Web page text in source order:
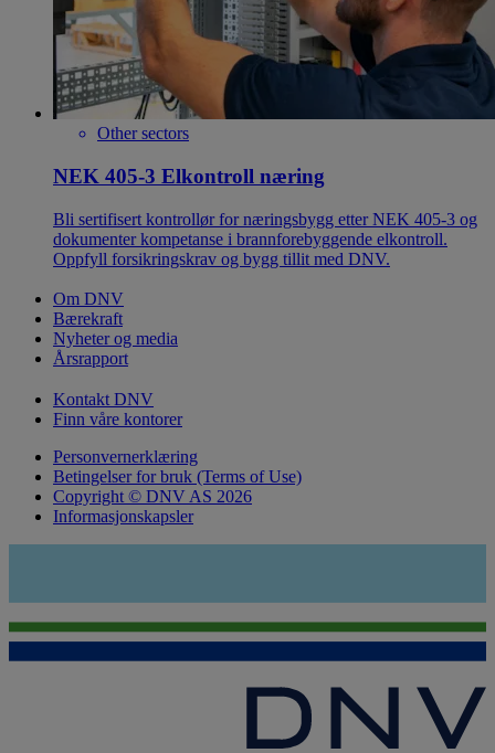
Other sectors
NEK 405-3 Elkontroll næring
Bli sertifisert kontrollør for næringsbygg etter NEK 405-3 og
dokumenter kompetanse i brannforebyggende elkontroll.
Oppfyll forsikringskrav og bygg tillit med DNV.
Om DNV
Bærekraft
Nyheter og media
Årsrapport
Kontakt DNV
Finn våre kontorer
Personvernerklæring
Betingelser for bruk (Terms of Use)
Copyright © DNV AS 2026
Informasjonskapsler